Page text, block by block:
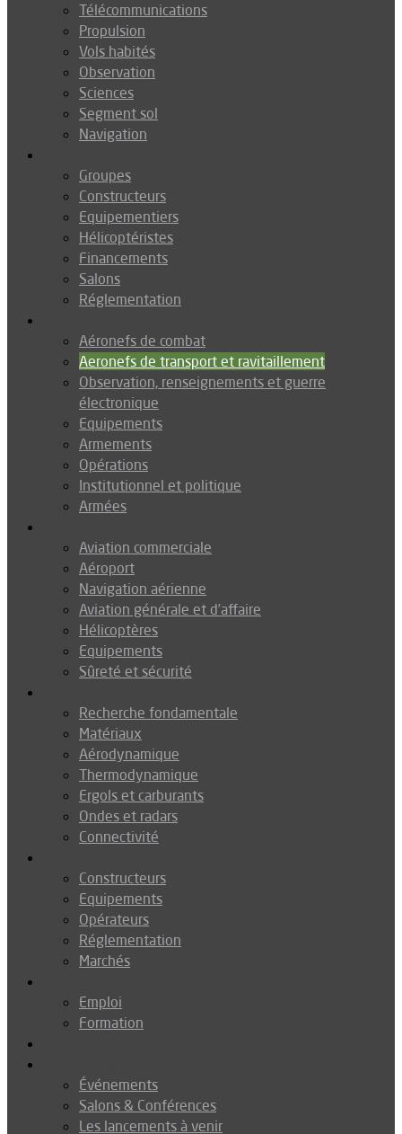
Télécommunications
Propulsion
Vols habités
Observation
Sciences
Segment sol
Navigation
Groupes
Constructeurs
Equipementiers
Hélicoptéristes
Financements
Salons
Réglementation
Aéronefs de combat
Aeronefs de transport et ravitaillement
Observation, renseignements et guerre
électronique
Equipements
Armements
Opérations
Institutionnel et politique
Armées
Aviation commerciale
Aéroport
Navigation aérienne
Aviation générale et d’affaire
Hélicoptères
Equipements
Sûreté et sécurité
Recherche fondamentale
Matériaux
Aérodynamique
Thermodynamique
Ergols et carburants
Ondes et radars
Connectivité
Constructeurs
Equipements
Opérateurs
Réglementation
Marchés
Emploi
Formation
Événements
Salons & Conférences
Les lancements à venir